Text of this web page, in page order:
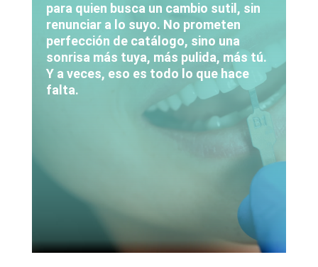
para quien busca un cambio sutil, sin
renunciar a lo suyo. No prometen
perfección de catálogo, sino una
sonrisa más tuya, más pulida, más tú.
Y a veces, eso es todo lo que hace
falta.